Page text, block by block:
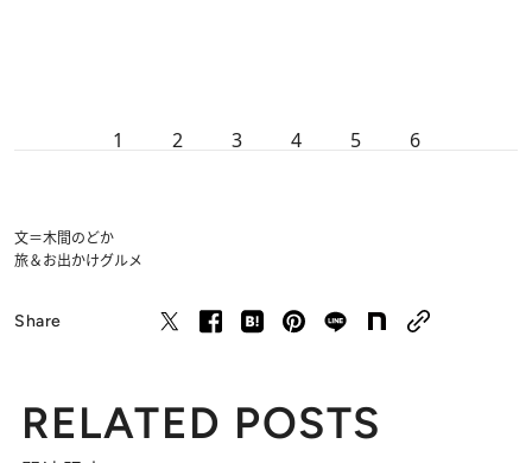
1 2 3 4 5 6
文＝木間のどか
旅＆お出かけグルメ
Share
RELATED POSTS